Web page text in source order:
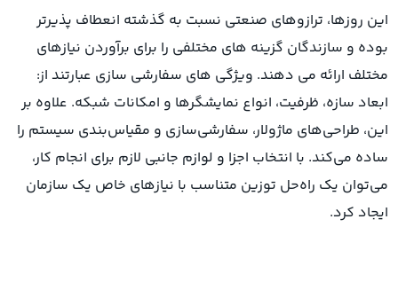
این روزها، ترازوهای صنعتی نسبت به گذشته انعطاف پذیرتر
بوده و سازندگان گزینه های مختلفی را برای برآوردن نیازهای
مختلف ارائه می دهند. ویژگی های سفارشی سازی عبارتند از:
ابعاد سازه، ظرفیت، انواع نمایشگرها و امکانات شبکه. علاوه بر
این، طراحی‌های ماژولار، سفارشی‌سازی و مقیاس‌بندی سیستم را
ساده می‌کند. با انتخاب اجزا و لوازم جانبی لازم برای انجام کار،
می‌توان یک راه‌حل توزین متناسب با نیازهای خاص یک سازمان
ایجاد کرد.